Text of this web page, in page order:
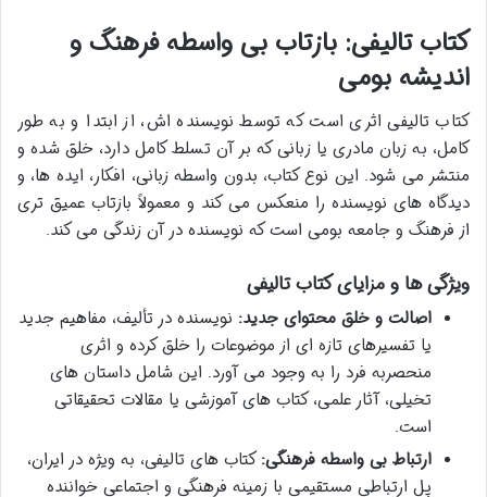
کتاب تالیفی: بازتاب بی واسطه فرهنگ و
اندیشه بومی
کتاب تالیفی اثری است که توسط نویسنده اش، از ابتدا و به طور
کامل، به زبان مادری یا زبانی که بر آن تسلط کامل دارد، خلق شده و
منتشر می شود. این نوع کتاب، بدون واسطه زبانی، افکار، ایده ها، و
دیدگاه های نویسنده را منعکس می کند و معمولاً بازتاب عمیق تری
از فرهنگ و جامعه بومی است که نویسنده در آن زندگی می کند.
ویژگی ها و مزایای کتاب تالیفی
اصالت و خلق محتوای جدید: نویسنده در تألیف، مفاهیم جدید
یا تفسیرهای تازه ای از موضوعات را خلق کرده و اثری
منحصربه فرد را به وجود می آورد. این شامل داستان های
تخیلی، آثار علمی، کتاب های آموزشی یا مقالات تحقیقاتی
است.
ارتباط بی واسطه فرهنگی: کتاب های تالیفی، به ویژه در ایران،
پل ارتباطی مستقیمی با زمینه فرهنگی و اجتماعی خواننده